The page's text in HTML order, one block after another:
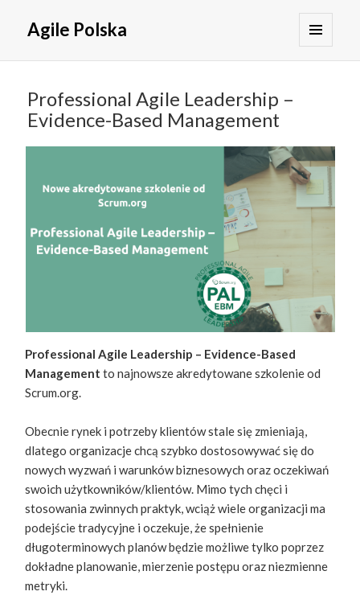
Agile Polska
Professional Agile Leadership –
Evidence-Based Management
Professional Agile Leadership – Evidence-Based
Management to najnowsze akredytowane szkolenie od
Scrum.org.
Obecnie rynek i potrzeby klientów stale się zmieniają,
dlatego organizacje chcą szybko dostosowywać się do
nowych wyzwań i warunków biznesowych oraz oczekiwań
swoich użytkowników/klientów. Mimo tych chęci i
stosowania zwinnych praktyk, wciąż wiele organizacji ma
podejście tradycyjne i oczekuje, że spełnienie
długoterminowych planów będzie możliwe tylko poprzez
dokładne planowanie, mierzenie postępu oraz niezmienne
metryki.